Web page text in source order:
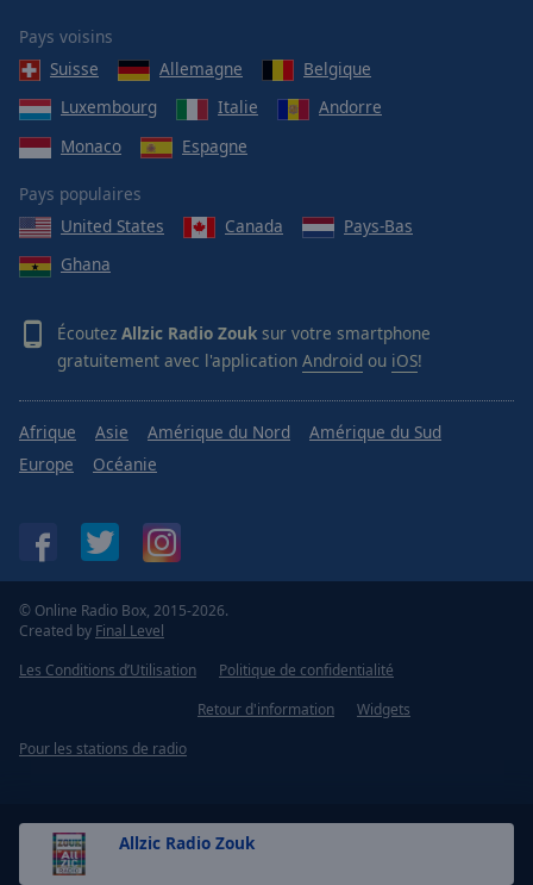
Allzic Radio Zouk
Pays voisins
Suisse
Allemagne
Belgique
Luxembourg
Italie
Andorre
Monaco
Espagne
Pays populaires
United States
Canada
Pays-Bas
Ghana
Écoutez Allzic Radio Zouk sur votre smartphone
gratuitement avec l'application Android ou iOS!
Afrique Asie Amérique du Nord
Amérique du Sud
Europe
Océanie
© Online Radio Box, 2015-2026.
Created by Final Level
Les Conditions d’Utilisation
Politique de confidentialité
Retour d'information
Widgets
Pour les stations de radio